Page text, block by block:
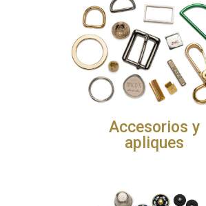
Accesorios y
apliques